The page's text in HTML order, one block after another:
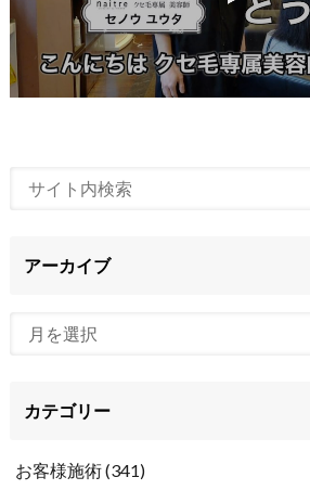
アーカイブ
カテゴリー
お客様施術(341)